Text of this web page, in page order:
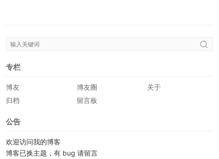
专栏
博友 博友圈
关于
归档
留言板
公告
欢迎访问我的博客
博客已换主题，有 bug 请留言